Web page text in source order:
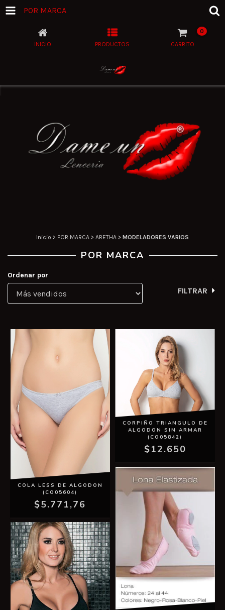
POR MARCA
INICIO PRODUCTOS CARRITO
0
Inicio > POR MARCA > ARETHA > MODELADORES VARIOS
POR MARCA
Ordenar por
FILTRAR
COLA LESS DE ALGODON
(CO05604)
$5.771,76
CORPIÑO TRIANGULO DE
ALGODON SIN ARMAR
(CO05842)
$12.650